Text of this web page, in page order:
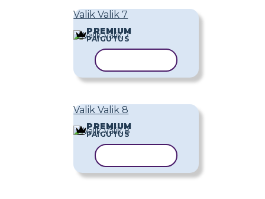
Valik Valik 7
PREMIUM
PAIGUTUS
Valik Valik 8
PREMIUM
PAIGUTUS